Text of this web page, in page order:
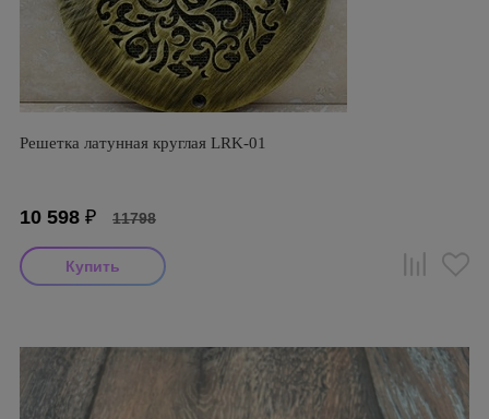
Решетка латунная круглая LRK-01
10 598 ₽ 11798